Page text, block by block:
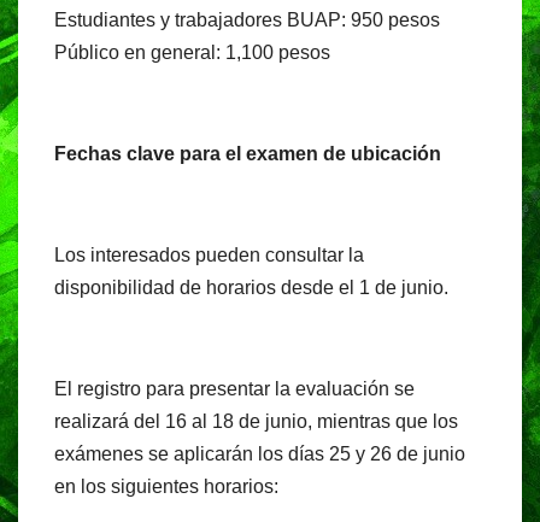
Estudiantes y trabajadores BUAP: 950 pesos
Público en general: 1,100 pesos
Fechas clave para el examen de ubicación
Los interesados pueden consultar la
disponibilidad de horarios desde el 1 de junio.
El registro para presentar la evaluación se
realizará del 16 al 18 de junio, mientras que los
exámenes se aplicarán los días 25 y 26 de junio
en los siguientes horarios: